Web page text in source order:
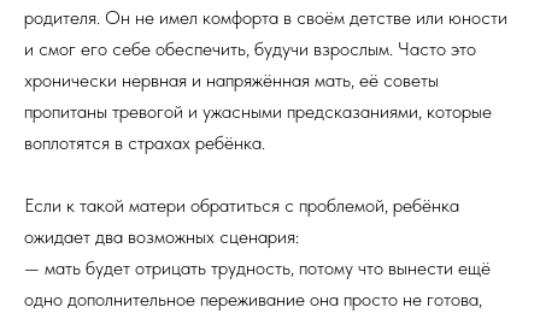
родителя. Он не имел комфорта в своём детстве или юности
и смог его себе обеспечить, будучи взрослым. Часто это
хронически нервная и напряжённая мать, её советы
пропитаны тревогой и ужасными предсказаниями, которые
воплотятся в страхах ребёнка.
Если к такой матери обратиться с проблемой, ребёнка
ожидает два возможных сценария:
— мать будет отрицать трудность, потому что вынести ещё
одно дополнительное переживание она просто не готова,